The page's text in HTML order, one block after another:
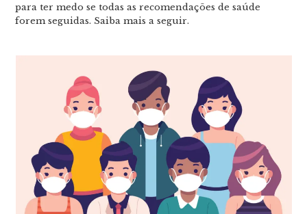
para ter medo se todas as recomendações de saúde
forem seguidas. Saiba mais a seguir.